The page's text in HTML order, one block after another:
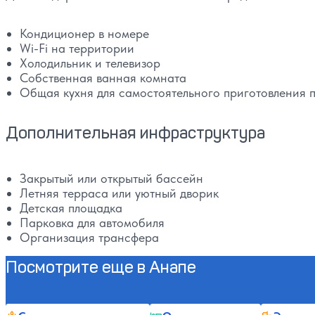
Кондиционер в номере
Wi-Fi на территории
Холодильник и телевизор
Собственная ванная комната
Общая кухня для самостоятельного приготовления
Дополнительная инфраструктура
Закрытый или открытый бассейн
Летняя терраса или уютный дворик
Детская площадка
Парковка для автомобиля
Организация трансфера
Посмотрите еще в Анапе